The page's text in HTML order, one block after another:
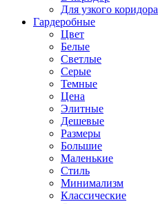
Для узкого коридора
Гардеробные
Цвет
Белые
Светлые
Серые
Темные
Цена
Элитные
Дешевые
Размеры
Большие
Маленькие
Стиль
Минимализм
Классические